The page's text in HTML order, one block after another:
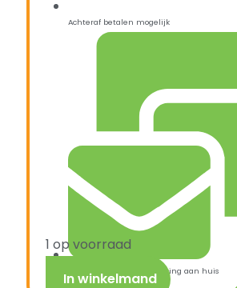
Achteraf betalen mogelijk
Snelle verzending & levering aan huis
1 op voorraad
In winkelmand